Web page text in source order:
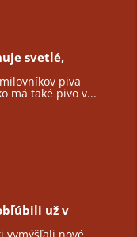
svetlé,
piva
má také pivo v...
už v